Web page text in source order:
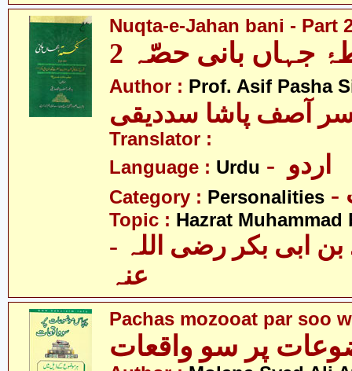
Nuqta-e-Jahan bani - Part
جہاں بانی حصّہ 2
Author : Prof. Asif Pasha
آصف پاشا سددیقی
Translator :
Language : Urdu
Category : Personalities
Topic : Hazrat
- حضرت محمّد بن ابی بکر رضی اللہ
عنہ
Pachas mozooat par soo
پر سو واقعات